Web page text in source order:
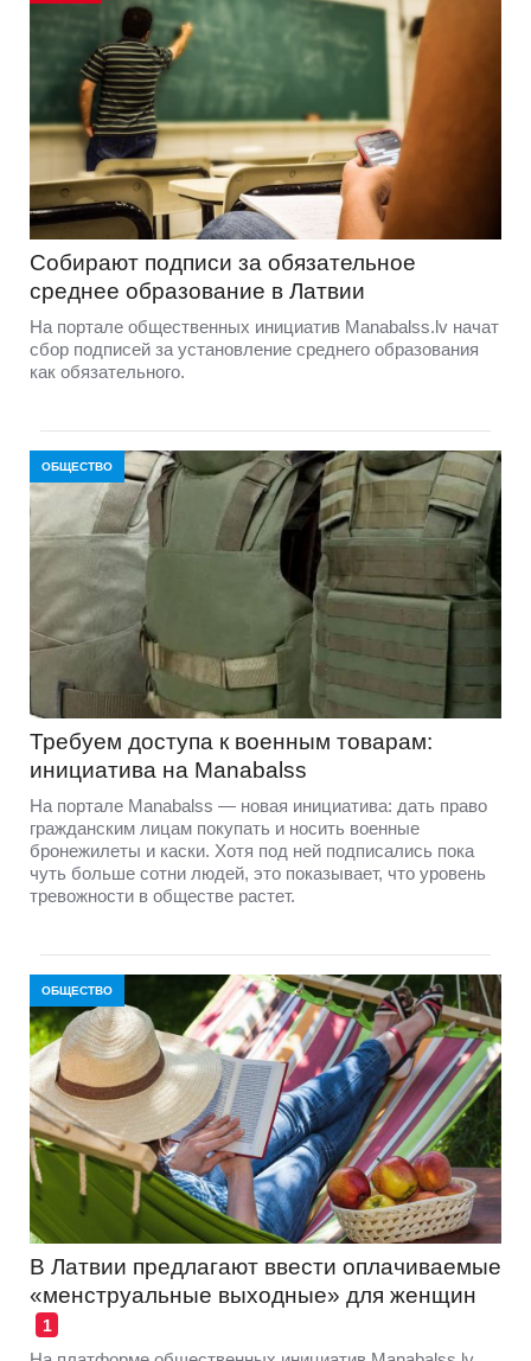
Собирают подписи за обязательное
среднее образование в Латвии
На портале общественных инициатив Manabalss.lv начат
сбор подписей за установление среднего образования
как обязательного.
ОБЩЕСТВО
Требуем доступа к военным товарам:
инициатива на Manabalss
На портале Manabalss — новая инициатива: дать право
гражданским лицам покупать и носить военные
бронежилеты и каски. Хотя под ней подписались пока
чуть больше сотни людей, это показывает, что уровень
тревожности в обществе растет.
ОБЩЕСТВО
В Латвии предлагают ввести оплачиваемые
«менструальные выходные» для женщин
1